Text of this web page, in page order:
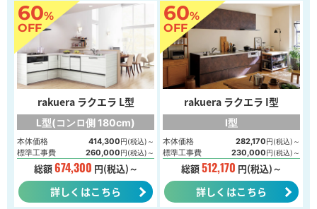
60%
OFF
rakuera ラクエラ L型
L型(コンロ側 180cm)
本体価格 414,300円(税込)～
標準工事費 260,000円(税込)～
総額674,300 円(税込)～
詳しくはこちら
60%
OFF
rakuera ラクエラ I型
I型
本体価格 282,170円(税込)～
標準工事費 230,000円(税込)～
総額512,170 円(税込)～
詳しくはこちら